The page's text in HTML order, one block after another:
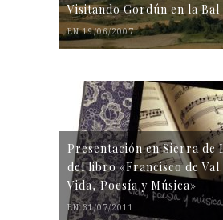
Visitando Gordún en la Bal
EN 19/06/2007
Presentación en Sierra de
del libro «Francisco de Val.
Vida, Poesía y Música»
EN 31/07/2011